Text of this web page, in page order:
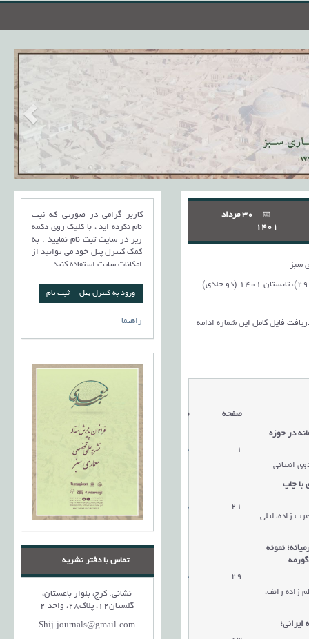
30 مرداد
1401
سبز
فایل کامل این شماره ادامه
صفحه مقالات
در حوزه
1
دریافت مقاله
انبیائی
با چاپ
21
دریافت مقاله
زاده، لیلی
نمونه
29
دریافت مقاله
زاده رائف،
کاربر گرامی در صورتی که ثبت
نام نکرده اید ، با کلیک روی دکمه
زیر در سایت ثبت نام نمایید . به
کمک کنترل پنل خود می توانید از
امکانات سایت استفاده کنید .
ورود به کنترل پنل
راهنما
تماس با دفتر نشریه
نشانی: کرج، بلوار باغستان،
گلستان12، پلاک28، واحد 2
Shij.journals@gmail.com